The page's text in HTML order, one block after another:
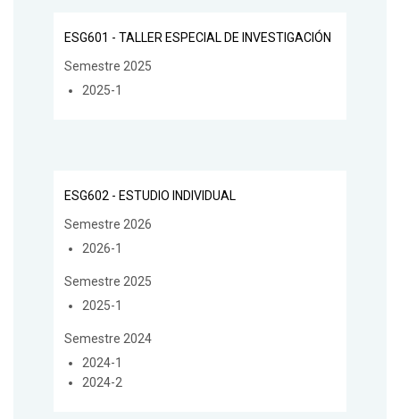
ESG601 - TALLER ESPECIAL DE INVESTIGACIÓN
Semestre 2025
2025-1
ESG602 - ESTUDIO INDIVIDUAL
Semestre 2026
2026-1
Semestre 2025
2025-1
Semestre 2024
2024-1
2024-2